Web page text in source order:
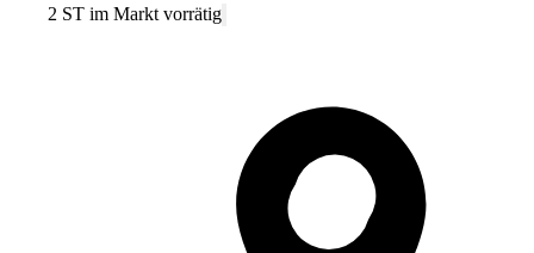
2 ST im Markt vorrätig